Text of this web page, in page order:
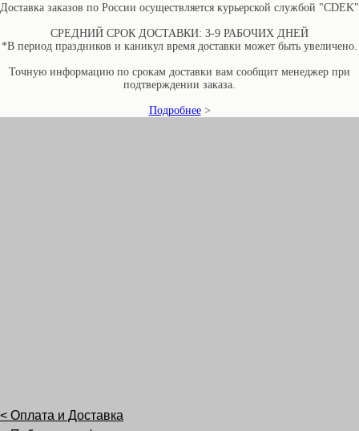
Доставка заказов по России осуществляется курьерской службой "CDEK"
СРЕДНИЙ СРОК ДОСТАВКИ: 3-9 РАБОЧИХ ДНЕЙ
*В период праздников и каникул время доставки может быть увеличено.
Точную информацию по срокам доставки вам сообщит менеджер при
подтверждении заказа.
Подробнее>
< Оплата и Доставка